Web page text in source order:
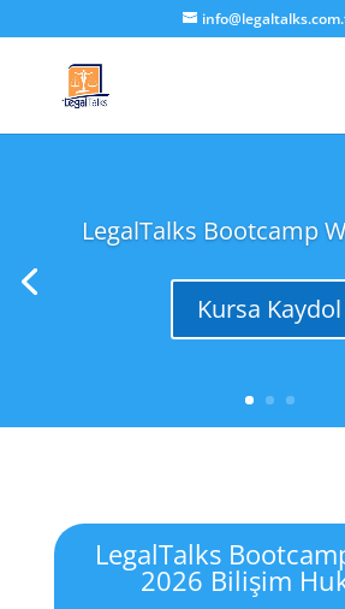
LegalTalks Bootcamp
Kursa Kaydol
LegalTalks
2026 Bilişim